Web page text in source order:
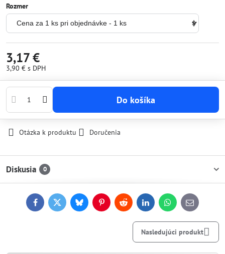
Rozmer
3,17 €
3,90 € s DPH
Do košíka
Otázka k produktu Doručenia
Diskusia 0
FacebookTwitterBlueskyPinterestReddit LinkedInWhatsApp
E-
mail
Nasledujúci produkt